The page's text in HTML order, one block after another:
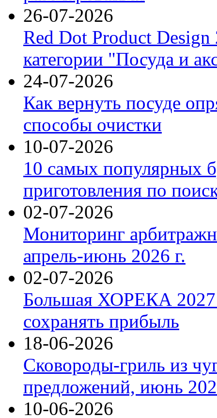
26-07-2026
Red Dot Product Design
категории "Посуда и
24-07-2026
Как вернуть посуде
способы очистки
10-07-2026
10 самых популярных
приготовления по
02-07-2026
Мониторинг
апрель-июнь 2026 г.
02-07-2026
Большая ХОРЕКА 2027:
сохранять прибыль
18-06-2026
Сковороды-гриль из
предложений, июнь
10-06-2026